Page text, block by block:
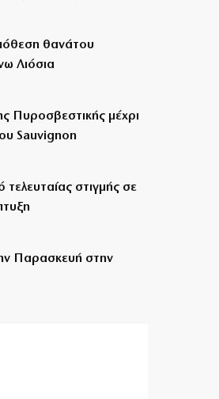
θανάτου
Λιόσια
Πυροσβεστικής μέχρι
Sauvignon
στιγμής σε
Παρασκευή στην